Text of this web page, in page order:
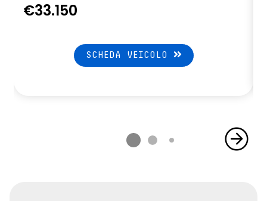
€33.150
SCHEDA VEICOLO